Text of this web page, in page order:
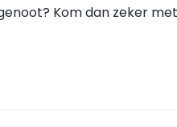
Kom dan zeker